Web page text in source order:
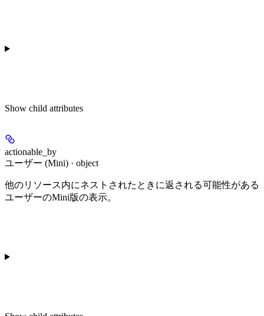
Show child attributes
actionable_by
ユーザー (Mini) · object
他のリソース内にネストされたときに返される可能性がある
ユーザーのMini版の表示。